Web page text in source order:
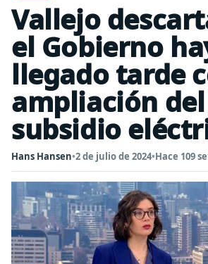
Vallejo
el Gobierno
llegado tarde
ampliación del
subsidio
Hans Hansen•2 de julio de 2024•Hace 109